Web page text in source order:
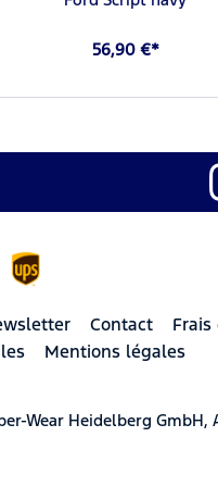
56,90 €*
Contact
Mentions légales
Wear Heidelberg